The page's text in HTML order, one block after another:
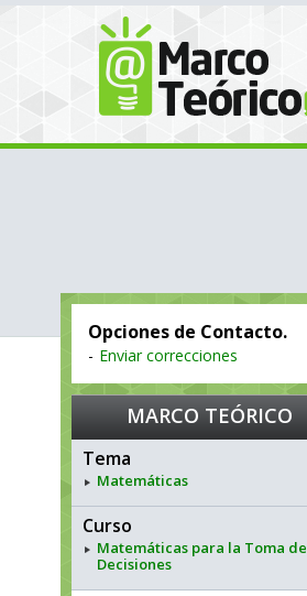
Opciones de Contacto.
- Enviar correcciones
MARCO TEÓRICO
Tema
Matemáticas
Curso
Matemáticas para la Toma de
Decisiones